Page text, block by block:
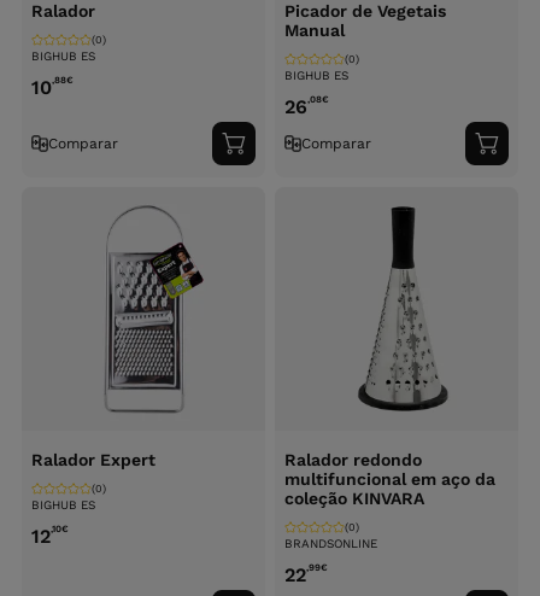
Ralador
BIGHUB ES
(0)
10,88€
Comparar
Adicionar
ao
Picador de Vegetais
Manual
BIGHUB ES
(0)
26,08€
Comparar
ao
Ralador Expert
BIGHUB ES
(0)
12,10€
Ralador redondo
multifuncional em aço da
coleção KINVARA
BRANDSONLINE
(0)
22,99€